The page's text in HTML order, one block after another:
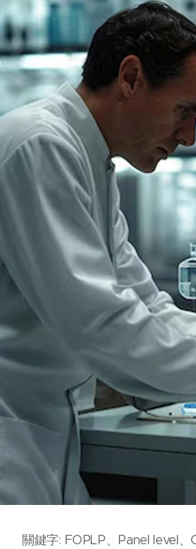
關鍵字: FOPLP、Panel level、